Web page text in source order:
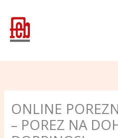
content
ONLINE
– POREZ NA